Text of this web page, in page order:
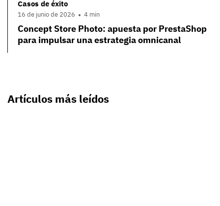
Casos de éxito
16 de junio de 2026 4 min
Concept Store Photo: apuesta por PrestaShop
para impulsar una estrategia omnicanal
Artículos más leídos